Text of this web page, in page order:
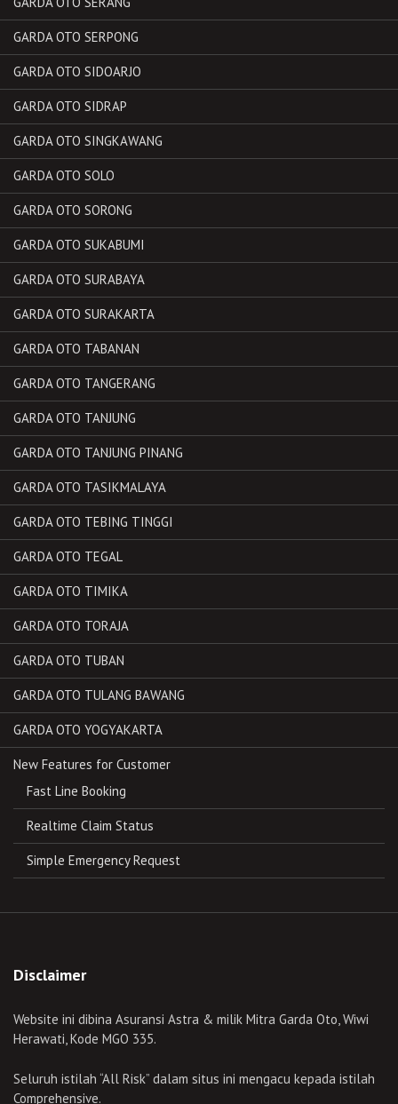
GARDA OTO SERPONG
GARDA OTO SIDOARJO
GARDA OTO SIDRAP
GARDA OTO SINGKAWANG
GARDA OTO SOLO
GARDA OTO SORONG
GARDA OTO SUKABUMI
GARDA OTO SURABAYA
GARDA OTO SURAKARTA
GARDA OTO TABANAN
GARDA OTO TANGERANG
GARDA OTO TANJUNG
GARDA OTO TANJUNG PINANG
GARDA OTO TASIKMALAYA
GARDA OTO TEBING TINGGI
GARDA OTO TEGAL
GARDA OTO TIMIKA
GARDA OTO TORAJA
GARDA OTO TUBAN
GARDA OTO TULANG BAWANG
GARDA OTO YOGYAKARTA
New Features for Customer
Fast Line Booking
Realtime Claim Status
Simple Emergency Request
Disclaimer
Website ini dibina Asuransi Astra & milik Mitra Garda Oto, Wiwi
Herawati, Kode MGO 335.
Seluruh istilah “All Risk” dalam situs ini mengacu kepada istilah
Comprehensive.